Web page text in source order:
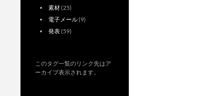
素材(25)
電子メール(9)
発表(59)
このタグ一覧のリンク先はア
ーカイブ表示されます。